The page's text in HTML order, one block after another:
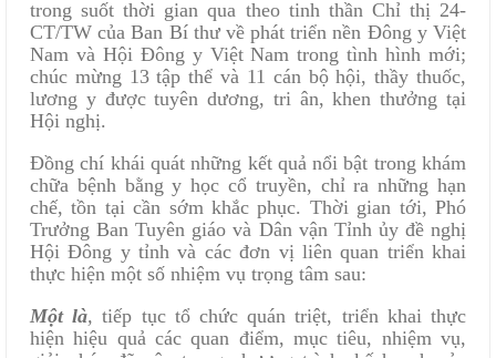
trong suốt thời gian qua theo tinh thần Chỉ thị 24-
CT/TW của Ban Bí thư về phát triển nền Đông y Việt
Nam và Hội Đông y Việt Nam trong tình hình mới;
chúc mừng 13 tập thể và 11 cán bộ hội, thầy thuốc,
lương y được tuyên dương, tri ân, khen thưởng tại
Hội nghị.
Đồng chí khái quát những kết quả nổi bật trong khám
chữa bệnh bằng y học cổ truyền, chỉ ra những hạn
chế, tồn tại cần sớm khắc phục. Thời gian tới, Phó
Trưởng Ban Tuyên giáo và Dân vận Tỉnh ủy đề nghị
Hội Đông y tỉnh và các đơn vị liên quan triển khai
thực hiện một số nhiệm vụ trọng tâm sau:
Một là, tiếp tục tổ chức quán triệt, triển khai thực
hiện hiệu quả các quan điểm, mục tiêu, nhiệm vụ,